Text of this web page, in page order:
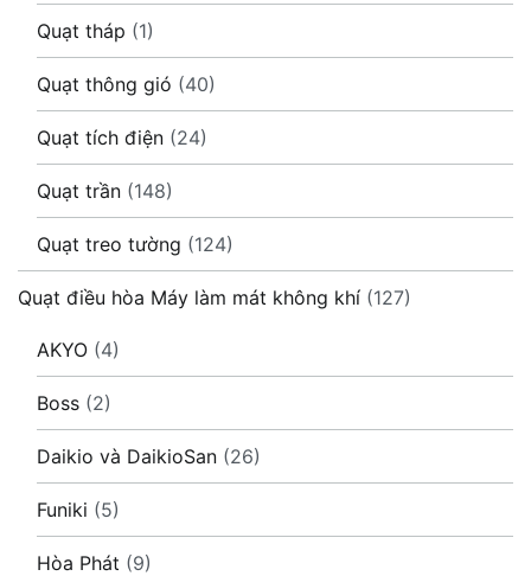
Quạt tháp (1)
Quạt thông gió (40)
Quạt tích điện (24)
Quạt trần (148)
Quạt treo tường (124)
Quạt điều hòa Máy làm mát không khí (127)
AKYO (4)
Boss (2)
Daikio và DaikioSan (26)
Funiki (5)
Hòa Phát (9)